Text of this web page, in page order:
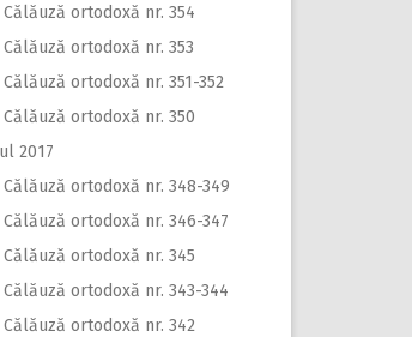
Călăuză ortodoxă nr. 354
Călăuză ortodoxă nr. 353
Călăuză ortodoxă nr. 351-352
Călăuză ortodoxă nr. 350
2017
Călăuză ortodoxă nr. 348-349
Călăuză ortodoxă nr. 346-347
Călăuză ortodoxă nr. 345
Călăuză ortodoxă nr. 343-344
Călăuză ortodoxă nr. 342